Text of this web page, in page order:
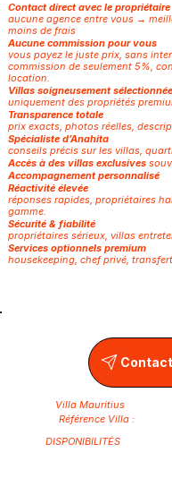
Contact direct avec le propriétaire
aucune agence entre vous →
moins de frais
Aucune commission pour vous
vous payez le juste prix, sans
commission de seulement 5%,
location.
Villas soigneusement
uniquement des propriétés
Transparence totale
prix exacts, photos réelles,
Spécialiste d’Anahita
conseils précis sur les villas,
Accès à des villas exclusives
Accompagnement personnalisé
Réactivité élevée
réponses rapides, propriétaires
gamme.
Sécurité & fiabilité
propriétaires sérieux, villas
Services optionnels premium
housekeeping, chef privé,
Villa Mauritius
Référence Villa :
DISPONIBILITÉS